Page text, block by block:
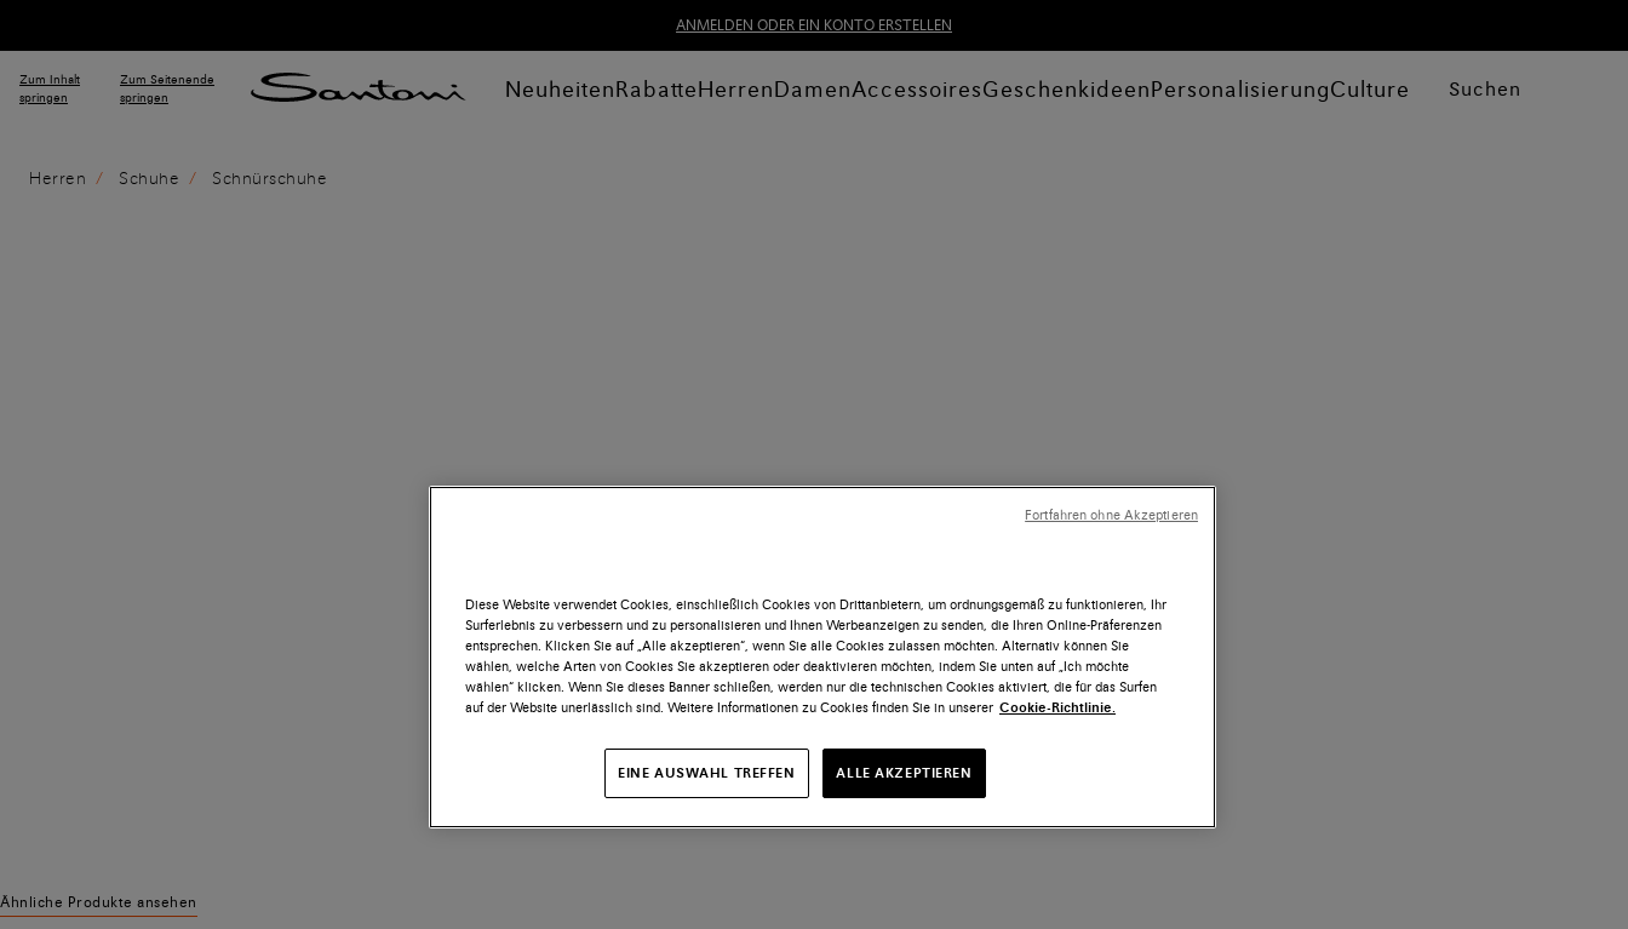
ANMELDEN ODER EIN KONTO ERSTELLEN
Zum Inhalt
springen
Zum Seitenende
springen
NeuheitenRabatteHerrenDamenAccessoiresGeschenkideenPersonalisierungCulture Suchen
Herren Schuhe Schnürschuhe
Ähnliche Produkte ansehen
Diese Website verwendet Cookies, einschließlich Cookies von Drittanbietern, um ordnungsgemäß zu funktionieren, Ihr
Surferlebnis zu verbessern und zu personalisieren und Ihnen Werbeanzeigen zu senden, die Ihren Online-Präferenzen
entsprechen. Klicken Sie auf „Alle akzeptieren“, wenn Sie alle Cookies zulassen möchten. Alternativ können Sie
wählen, welche Arten von Cookies Sie akzeptieren oder deaktivieren möchten, indem Sie unten auf „Ich möchte
wählen“ klicken. Wenn Sie dieses Banner schließen, werden nur die technischen Cookies aktiviert, die für das Surfen
auf der Website unerlässlich sind. Weitere Informationen zu Cookies finden Sie in unserer Cookie-Richtlinie.
EINE AUSWAHL TREFFEN ALLE AKZEPTIEREN
Fortfahren ohne Akzeptieren